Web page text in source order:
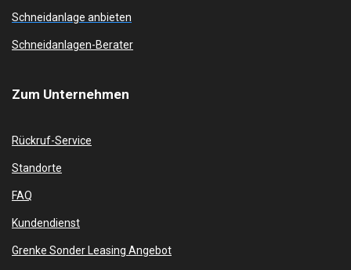
Schneidanlage anbieten
Schneidanlagen-Berater
Zum Unternehmen
Rückruf-Service
Standorte
FAQ
Kundendienst
Grenke Sonder Leasing Angebot